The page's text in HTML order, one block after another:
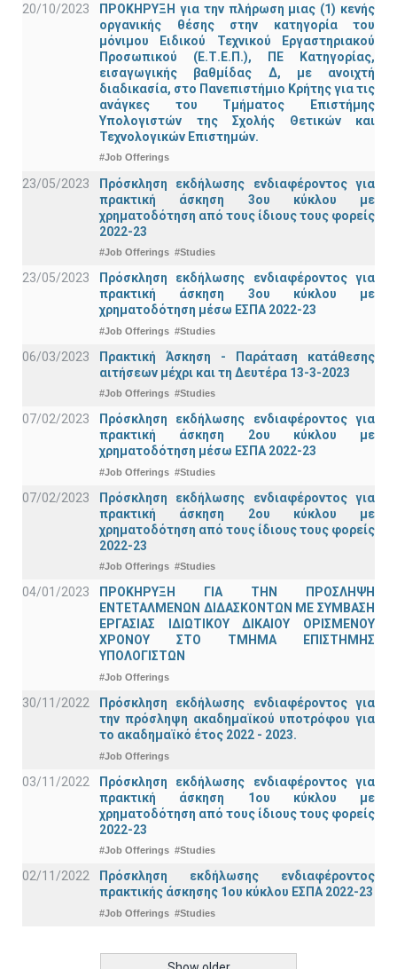
20/10/2023
ΠΡΟΚΗΡΥΞΗ για την πλήρωση μιας (1) κενής
οργανικής θέσης στην κατηγορία του
μόνιμου Ειδικού Τεχνικού Εργαστηριακού
Προσωπικού (Ε.Τ.Ε.Π.), ΠΕ Κατηγορίας,
εισαγωγικής βαθμίδας Δ, με ανοιχτή
διαδικασία, στο Πανεπιστήμιο Κρήτης για τις
ανάγκες του Τμήματος Επιστήμης
Υπολογιστών της Σχολής Θετικών και
Τεχνολογικών Επιστημών.
#Job Offerings
23/05/2023
Πρόσκληση εκδήλωσης ενδιαφέροντος για
πρακτική άσκηση 3ου κύκλου με
χρηματοδότηση από τους ίδιους τους φορείς
2022-23
#Job Offerings #Studies
23/05/2023
Πρόσκληση εκδήλωσης ενδιαφέροντος για
πρακτική άσκηση 3ου κύκλου με
χρηματοδότηση μέσω ΕΣΠΑ 2022-23
#Job Offerings #Studies
06/03/2023
Πρακτική Άσκηση - Παράταση κατάθεσης
αιτήσεων μέχρι και τη Δευτέρα 13-3-2023
#Job Offerings #Studies
07/02/2023
Πρόσκληση εκδήλωσης ενδιαφέροντος για
πρακτική άσκηση 2ου κύκλου με
χρηματοδότηση μέσω ΕΣΠΑ 2022-23
#Job Offerings #Studies
07/02/2023
Πρόσκληση εκδήλωσης ενδιαφέροντος για
πρακτική άσκηση 2ου κύκλου με
χρηματοδότηση από τους ίδιους τους φορείς
2022-23
#Job Offerings #Studies
04/01/2023
ΠΡΟΚΗΡΥΞΗ ΓΙΑ ΤΗΝ ΠΡΟΣΛΗΨΗ
ΕΝΤΕΤΑΛΜΕΝΩΝ ΔΙΔΑΣΚΟΝΤΩΝ ΜΕ ΣΥΜΒΑΣΗ
ΕΡΓΑΣΙΑΣ ΙΔΙΩΤΙΚΟΥ ΔΙΚΑΙΟΥ ΟΡΙΣΜΕΝΟΥ
ΧΡΟΝΟΥ ΣΤΟ ΤΜΗΜΑ ΕΠΙΣΤΗΜΗΣ
ΥΠΟΛΟΓΙΣΤΩΝ
#Job Offerings
30/11/2022
Πρόσκληση εκδήλωσης ενδιαφέροντος για
την πρόσληψη ακαδημαϊκoύ υποτρόφου για
το ακαδημαϊκό έτος 2022 - 2023.
#Job Offerings
03/11/2022
Πρόσκληση εκδήλωσης ενδιαφέροντος για
πρακτική άσκηση 1ου κύκλου με
χρηματοδότηση από τους ίδιους τους φορείς
2022-23
#Job Offerings #Studies
02/11/2022
Πρόσκληση εκδήλωσης ενδιαφέροντος
πρακτικής άσκησης 1ου κύκλου ΕΣΠΑ 2022-23
#Job Offerings #Studies